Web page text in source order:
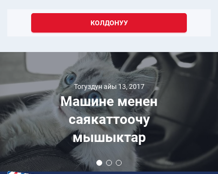
КОЛДОНУУ
Тогуздун айы 13, 2017
Машине менен
саякаттоочу
мышыктар